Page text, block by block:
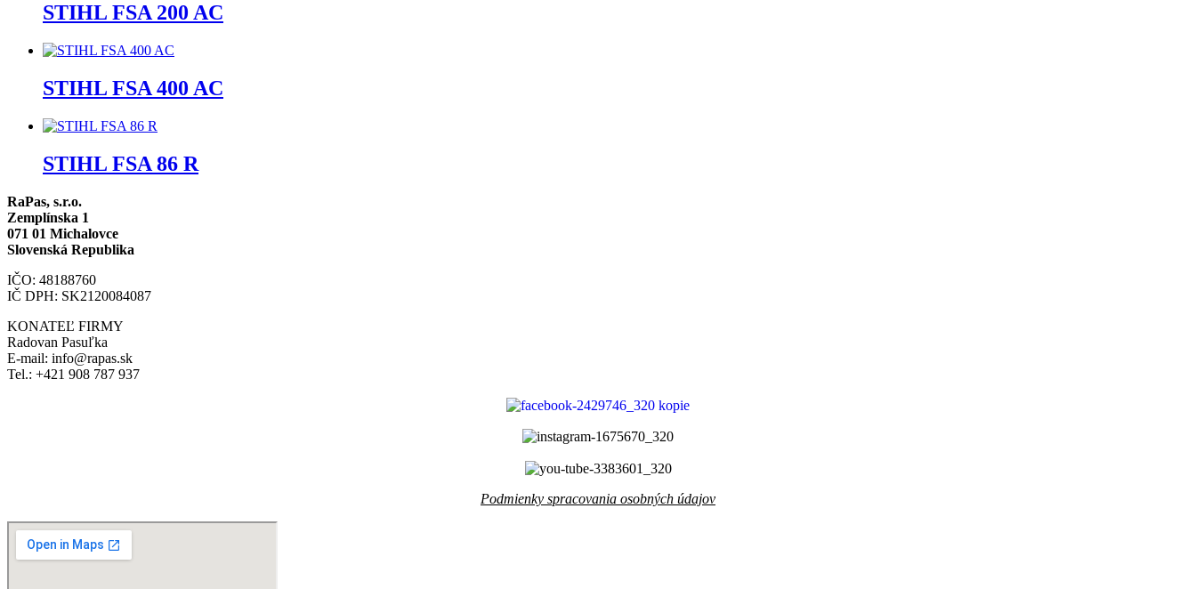
STIHL FSA 200 AC
STIHL FSA 400 AC
STIHL FSA 86 R
RaPas, s.r.o.
Zemplínska 1
071 01 Michalovce
Slovenská Republika
IČO: 48188760
IČ DPH: SK2120084087
KONATEĽ FIRMY
Radovan Pasuľka
E-mail: info@rapas.sk
Tel.: +421 908 787 937
Podmienky spracovania osobných údajov